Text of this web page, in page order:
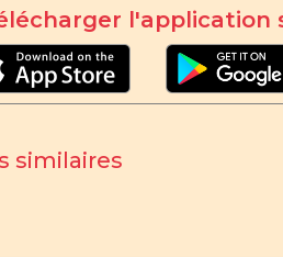
l'application
similaires